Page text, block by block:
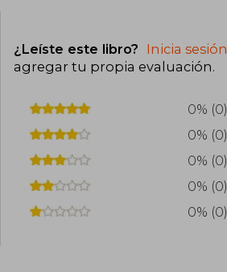
¿Leíste este libro? Inicia sesión
agregar tu propia evaluación.
0% (0)
0% (0)
0% (0)
0% (0)
0% (0)